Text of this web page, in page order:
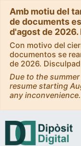
Amb motiu del
de documents
d'agost de
Con motivo del
documentos se
de 2026.
Due to the
resume starting
any inconvenience.